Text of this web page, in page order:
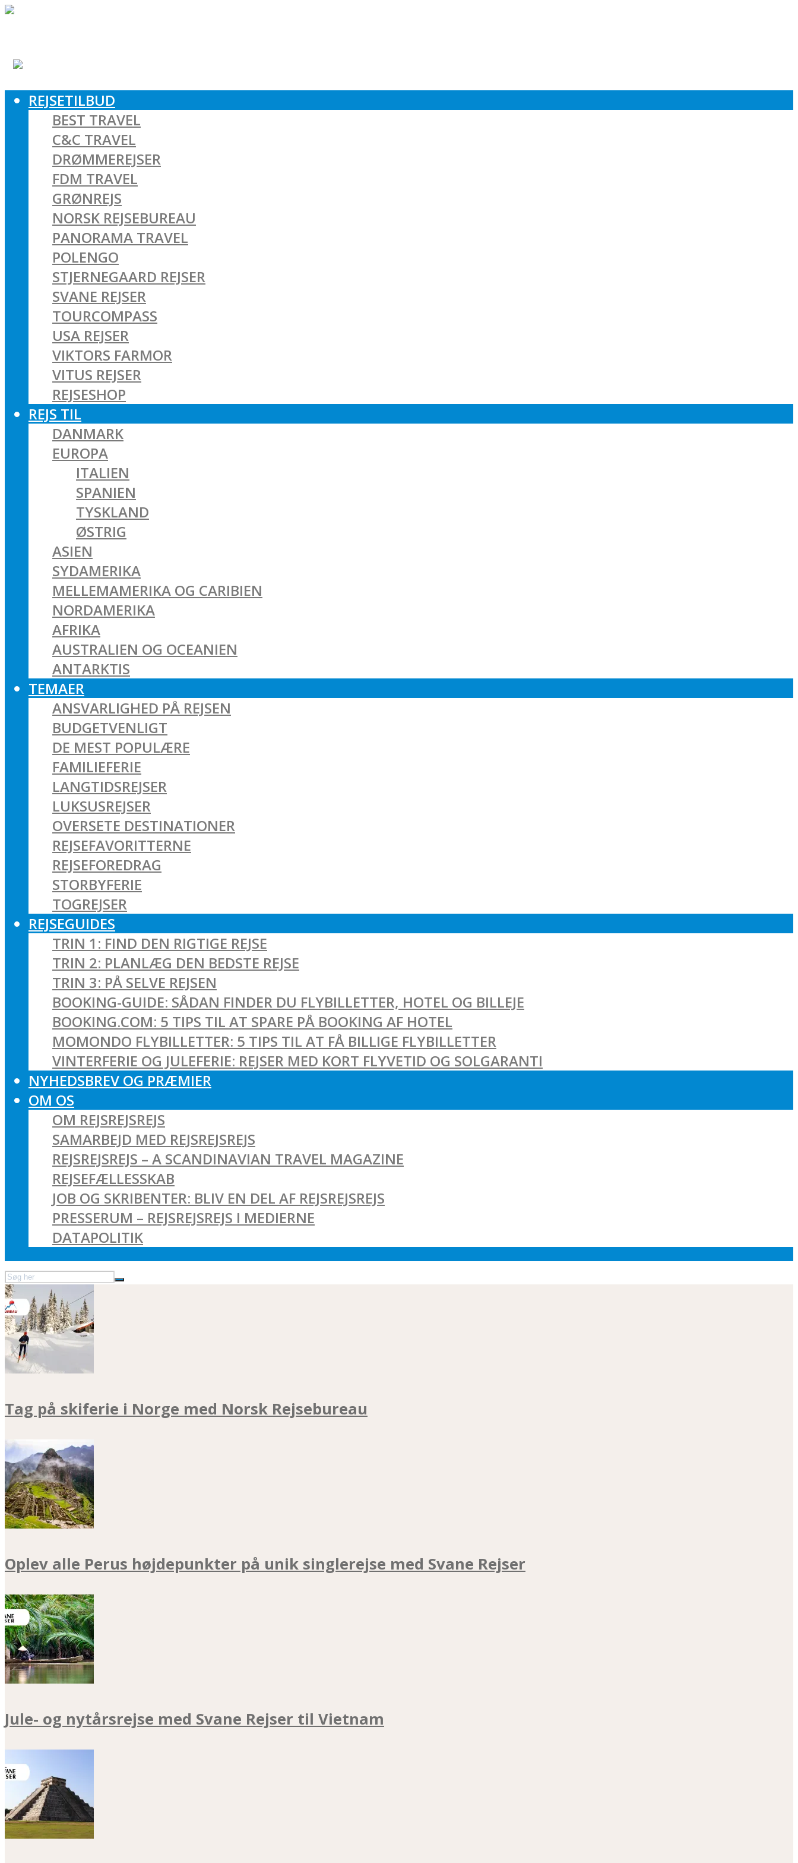
REJSETILBUD
BEST TRAVEL
C&C TRAVEL
DRØMMEREJSER
FDM TRAVEL
GRØNREJS
NORSK REJSEBUREAU
PANORAMA TRAVEL
POLENGO
STJERNEGAARD REJSER
SVANE REJSER
TOURCOMPASS
USA REJSER
VIKTORS FARMOR
VITUS REJSER
REJSESHOP
REJS TIL
DANMARK
EUROPA
ITALIEN
SPANIEN
TYSKLAND
ØSTRIG
ASIEN
SYDAMERIKA
MELLEMAMERIKA OG CARIBIEN
NORDAMERIKA
AFRIKA
AUSTRALIEN OG OCEANIEN
ANTARKTIS
TEMAER
ANSVARLIGHED PÅ REJSEN
BUDGETVENLIGT
DE MEST POPULÆRE
FAMILIEFERIE
LANGTIDSREJSER
LUKSUSREJSER
OVERSETE DESTINATIONER
REJSEFAVORITTERNE
REJSEFOREDRAG
STORBYFERIE
TOGREJSER
REJSEGUIDES
TRIN 1: FIND DEN RIGTIGE REJSE
TRIN 2: PLANLÆG DEN BEDSTE REJSE
TRIN 3: PÅ SELVE REJSEN
BOOKING-GUIDE: SÅDAN FINDER DU FLYBILLETTER, HOTEL OG BILLEJE
BOOKING.COM: 5 TIPS TIL AT SPARE PÅ BOOKING AF HOTEL
MOMONDO FLYBILLETTER: 5 TIPS TIL AT FÅ BILLIGE FLYBILLETTER
VINTERFERIE OG JULEFERIE: REJSER MED KORT FLYVETID OG SOLGARANTI
NYHEDSBREV OG PRÆMIER
OM OS
OM REJSREJSREJS
SAMARBEJD MED REJSREJSREJS
REJSREJSREJS – A SCANDINAVIAN TRAVEL MAGAZINE
REJSEFÆLLESSKAB
JOB OG SKRIBENTER: BLIV EN DEL AF REJSREJSREJS
PRESSERUM – REJSREJSREJS I MEDIERNE
DATAPOLITIK
Tag på skiferie i Norge med Norsk Rejsebureau
Oplev alle Perus højdepunkter på unik singlerejse med Svane Rejser
Jule- og nytårsrejse med Svane Rejser til Vietnam